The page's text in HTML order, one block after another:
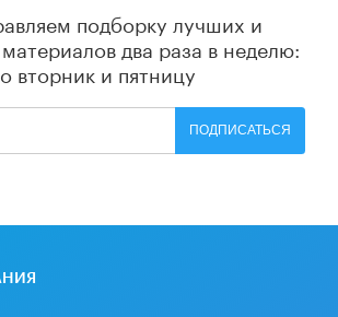
подборку лучших и
два раза в неделю:
вторник и пятницу
ПОДПИСАТЬСЯ